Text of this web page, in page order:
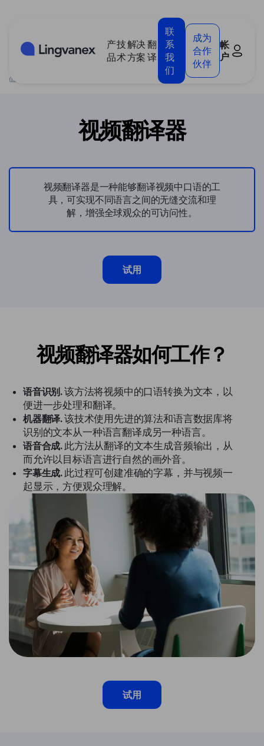
产
品
技
术
解决
方案
翻
译
联
系
我
们
成为
合作
伙伴
帐
户
视频翻译器
视频翻译器是一种能够翻译视频中口语的工
具，可实现不同语言之间的无缝交流和理
解，增强全球观众的可访问性。
试用
视频翻译器如何工作？
语音识别.该方法将视频中的口语转换为文本，以
便进一步处理和翻译。
机器翻译.该技术使用先进的算法和语言数据库将
识别的文本从一种语言翻译成另一种语言。
语音合成. 此方法从翻译的文本生成音频输出，从
而允许以目标语言进行自然的画外音。
字幕生成. 此过程可创建准确的字幕，并与视频一
起显示，方便观众理解。
试用